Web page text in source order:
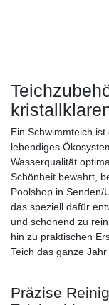
Ein Schwimmteich
lebendiges
Wasserqualität
Schönheit bewahrt,
Poolshop in Senden/
das speziell dafür
und schonend zu
hin zu praktischen
Teich das ganze
Präzise